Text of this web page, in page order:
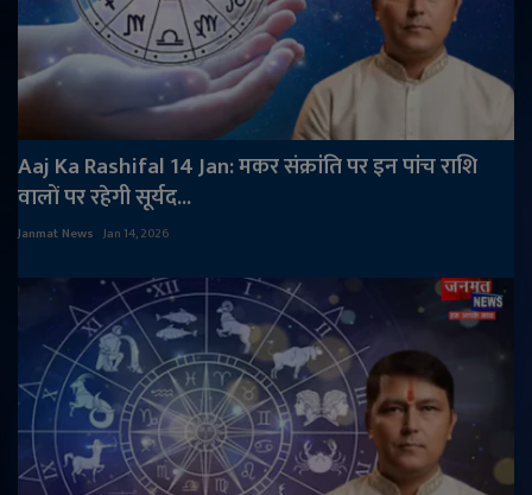
Aaj Ka Rashifal 14 Jan: मकर संक्रांति पर इन पांच राशि
वालों पर रहेगी सूर्यद...
Janmat News Jan 14, 2026